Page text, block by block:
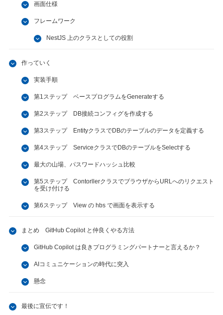
画面仕様
フレームワーク
NestJS 上のクラスとしての役割
作っていく
実装手順
第1ステップ ベースプログラムをGenerateする
第2ステップ DB接続コンフィグを作成する
第3ステップ EntityクラスでDBのテーブルのデータを定義する
第4ステップ ServiceクラスでDBのテーブルをSelectする
最大の山場、パスワードハッシュ比較
第5ステップ ContorllerクラスでブラウザからURLへのリクエスト
を受け付ける
第6ステップ View の hbs で画面を表示する
まとめ GitHub Copilot と仲良くやる方法
GitHub Copilot は良きプログラミングパートナーと言えるか？
AIコミュニケーションの時代に突入
懸念
最後に宣伝です！